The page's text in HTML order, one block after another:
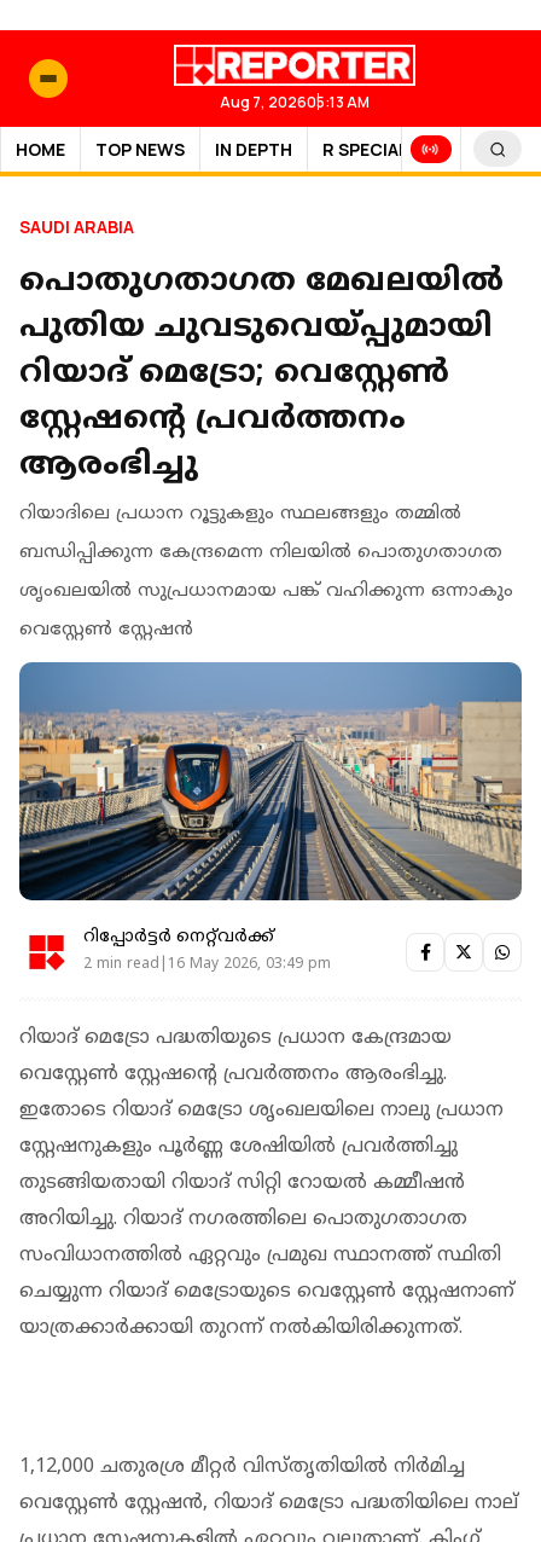
Aug 7, 202605:13 AM
HOME TOP NEWS IN DEPTH R SPECIAL SPORTS
SAUDI ARABIA
പൊതുഗതാഗത മേഖലയിൽ
പുതിയ ചുവടുവെയ്പ്പുമായി
റിയാദ് മെട്രോ; വെസ്റ്റേണ്‍
സ്റ്റേഷന്റെ പ്രവര്‍ത്തനം
ആരംഭിച്ചു
റിയാദിലെ പ്രധാന റൂട്ടുകളും സ്ഥലങ്ങളും തമ്മില്‍
ബന്ധിപ്പിക്കുന്ന കേന്ദ്രമെന്ന നിലയില്‍ പൊതുഗതാഗത
ശൃംഖലയില്‍ സുപ്രധാനമായ പങ്ക് വഹിക്കുന്ന ഒന്നാകും
വെസ്റ്റേണ്‍ സ്റ്റേഷന്‍
റിപ്പോർട്ടർ നെറ്റ്‌വര്‍ക്ക്‌
2 min read|16 May 2026, 03:49 pm
റിയാദ് മെട്രോ പദ്ധതിയുടെ പ്രധാന കേന്ദ്രമായ
വെസ്റ്റേണ്‍ സ്റ്റേഷന്റെ പ്രവര്‍ത്തനം ആരംഭിച്ചു.
ഇതോടെ റിയാദ് മെട്രോ ശൃംഖലയിലെ നാലു പ്രധാന
സ്റ്റേഷനുകളും പൂര്‍ണ്ണ ശേഷിയില്‍ പ്രവര്‍ത്തിച്ചു
തുടങ്ങിയതായി റിയാദ് സിറ്റി റോയല്‍ കമ്മീഷന്‍
അറിയിച്ചു. റിയാദ് നഗരത്തിലെ പൊതുഗതാഗത
സംവിധാനത്തില്‍ ഏറ്റവും പ്രമുഖ സ്ഥാനത്ത് സ്ഥിതി
ചെയ്യുന്ന റിയാദ് മെട്രോയുടെ വെസ്റ്റേണ്‍ സ്റ്റേഷനാണ്
യാത്രക്കാര്‍ക്കായി തുറന്ന് നല്‍കിയിരിക്കുന്നത്.
1,12,000 ചതുരശ്ര മീറ്റര്‍ വിസ്തൃതിയില്‍ നിര്‍മിച്ച
വെസ്റ്റേണ്‍ സ്റ്റേഷന്‍, റിയാദ് മെട്രോ പദ്ധതിയിലെ നാല്